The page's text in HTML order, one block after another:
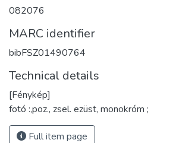
082076
MARC identifier
bibFSZ01490764
Technical details
[Fénykép]
fotó :,poz., zsel. ezüst, monokróm ;
Full item page